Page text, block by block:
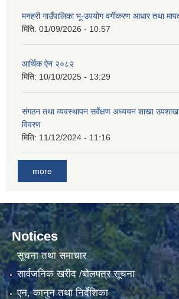
मनहरी गाउँपालिका भू-उपयोग वर्गीकरण आधार तथा
मिति: 01/09/2026 - 10:57
आर्थिक ऐन २०८२
मिति: 10/10/2025 - 13:29
संगठन तथा व्यवस्थापन सर्वेक्षण अध्ययन शाखा
विवरण
मिति: 11/12/2024 - 11:16
more
Notices
सूचना तथा समाचार
सार्वजनिक खरीद /बोलपत्र सूचना
एन, कानुन तथा निर्देशिका